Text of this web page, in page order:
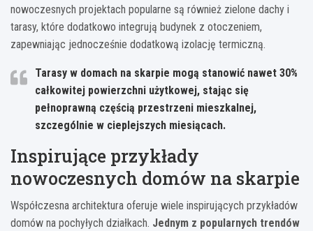
nowoczesnych projektach popularne są również zielone dachy i
tarasy, które dodatkowo integrują budynek z otoczeniem,
zapewniając jednocześnie dodatkową izolację termiczną.
Tarasy w domach na skarpie mogą stanowić nawet 30%
całkowitej powierzchni użytkowej, stając się
pełnoprawną częścią przestrzeni mieszkalnej,
szczególnie w cieplejszych miesiącach.
Inspirujące przykłady
nowoczesnych domów na skarpie
Współczesna architektura oferuje wiele inspirujących przykładów
domów na pochyłych działkach. Jednym z popularnych trendów